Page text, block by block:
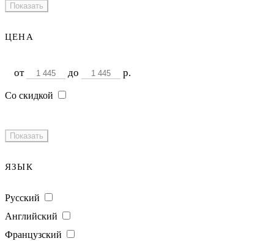
ЦЕНА
от до р.
Со скидкой
ЯЗЫК
Русский
Английский
Французский